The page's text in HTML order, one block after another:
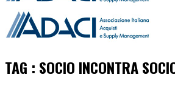
TAG : SOCIO INCONTRA